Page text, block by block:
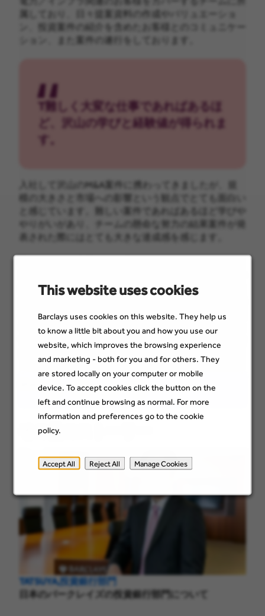
This website uses cookies
Barclays uses cookies on this website. They help us
to know a little bit about you and how you use our
website, which improves the browsing experience
and marketing - both for you and for others. They
are stored locally on your computer or mobile
device. To accept cookies click the button on the
left and continue browsing as normal. For more
information and preferences go to the cookie
policy.
Accept All Reject All Manage Cookies
ン、投資案件の紹介を含めたお客様とのコミュニケー
ション、また案件の遂行をしております。
T難しく大変な仕事であればあるほ
ど、沢山の学びと経験値が得られま
す。
入社して沢山のM&A案件に携わってきましたが、規
模の大きさと市場への影響という観点でとても面白い
と感じています。難しい案件であればあるほど学びや
やりがいがあり、チームの懸命な努力の結果案件が発
表された際にはとても大きな達成感を感じます。
げであり、恵まれた環境に非常に感謝しています。ま
にグローバルチームとも連携を取っておりますが、彼
らもかなり協力的で、沢山の学びを得ることができま
す。全員が非常にサポーティブなチーム環境で、十分
なスキルの向上の機会があると思います。
Share
その他のストーリー
TATSUYA,投資銀行部門
日本のバークレイズの投資銀行部門について